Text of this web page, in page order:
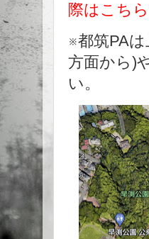
際はこち
※都筑PA
方面から)
い。